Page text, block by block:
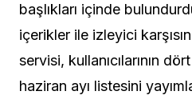
başlıkları içinde
içerikler ile izleyici
servisi, kullanıcılarının
haziran ayı listesini